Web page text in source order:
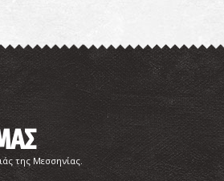
Μερόπη
~3.2Km
της Μεσσηνίας.